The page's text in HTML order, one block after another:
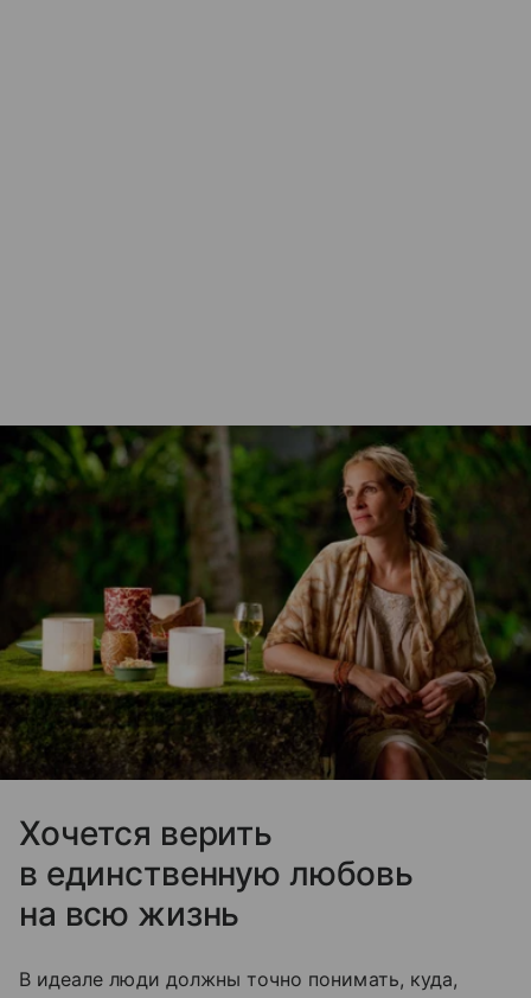
Хочется верить
в единственную любовь
на всю жизнь
В идеале люди должны точно понимать, куда,